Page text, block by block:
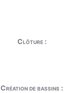
Clôture :
Création de bassins :